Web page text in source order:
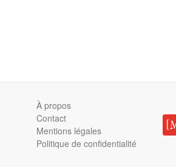
À propos
Contact
Mentions légales
Politique de confidentialité